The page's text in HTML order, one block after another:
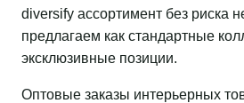
diversify ассортимент без риска
предлагаем как стандартные
эксклюзивные позиции.
Оптовые заказы интерьерных